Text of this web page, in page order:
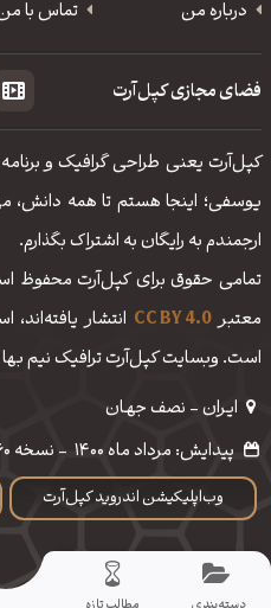
درباره من
تماس با
فضای مجازی کپل‌آرت
کپل‌آرت یعنی طراحی گرافیک و
یوسفی؛ اینجا هستم تا همه دانش،
ارجمندم به رایگان به اشتراک بگذارم.
تمامی حقوق برای کپل‌آرت محفوظ
معتبرCC BY 4.0 انتشار
است. وبسایت کپل‌آرت ترافیک نیم بها
ایـران - نصف جهـان
وب‌اپلیکیشن اندروید کپل‌آرت
پیدایش: مرداد ماه 1400 - نسخه 2.60